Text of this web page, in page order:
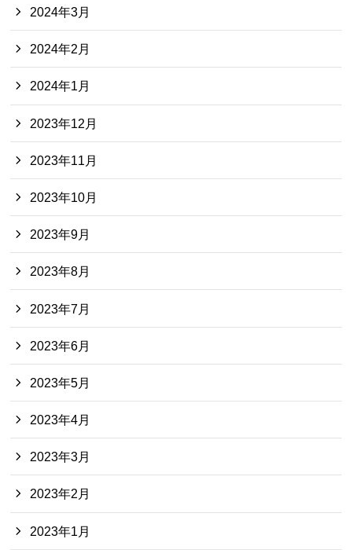
2024年3月
2024年2月
2024年1月
2023年12月
2023年11月
2023年10月
2023年9月
2023年8月
2023年7月
2023年6月
2023年5月
2023年4月
2023年3月
2023年2月
2023年1月